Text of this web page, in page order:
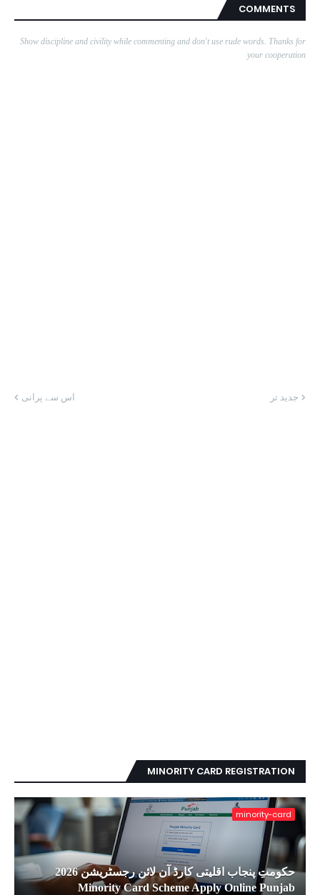
COMMENTS
Show discipline and civility while commenting and don't use rude words. Thanks for
your cooperation
جدید تر اس سے پرانی
MINORITY CARD REGISTRATION
minority-card
حکومتِ پنجاب اقلیتی کارڈ آن لائن رجسٹریشن 2026
Minority Card Scheme Apply Online Punjab